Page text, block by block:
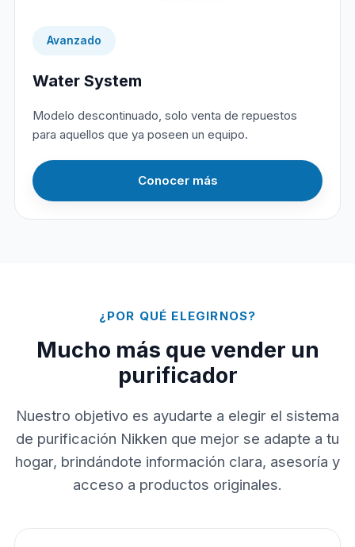
Avanzado
Water System
Modelo descontinuado, solo venta de repuestos
para aquellos que ya poseen un equipo.
Conocer más
¿POR QUÉ ELEGIRNOS?
Mucho más que vender un
purificador
Nuestro objetivo es ayudarte a elegir el sistema
de purificación Nikken que mejor se adapte a tu
hogar, brindándote información clara, asesoría y
acceso a productos originales.